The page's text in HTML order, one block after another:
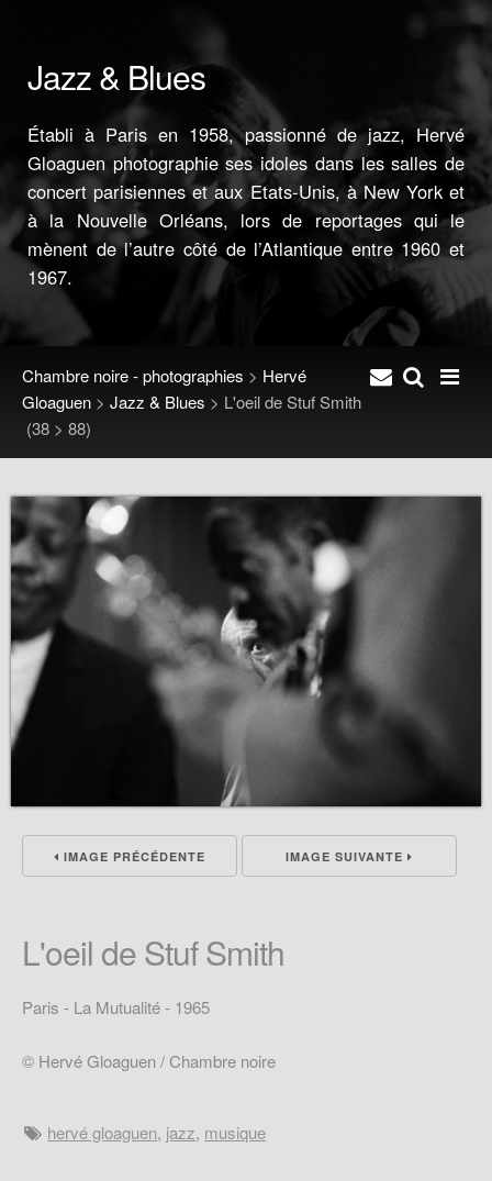
Jazz & Blues
Établi à Paris en 1958, passionné de jazz, Hervé
Gloaguen photographie ses idoles dans les salles de
concert parisiennes et aux Etats-Unis, à New York et
à la Nouvelle Orléans, lors de reportages qui le
mènent de l’autre côté de l’Atlantique entre 1960 et
1967.
Chambre noire - photographies > Hervé
Gloaguen > Jazz & Blues > L'oeil de Stuf Smith
(38 > 88)
IMAGE PRÉCÉDENTE IMAGE SUIVANTE
L'oeil de Stuf Smith
Paris - La Mutualité - 1965
© Hervé Gloaguen / Chambre noire
hervé gloaguen, jazz, musique